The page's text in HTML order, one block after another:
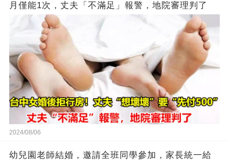
月僅能1次，丈夫「不滿足」報警，地院審理判了
2024/08/06
幼兒園老師結婚，邀請全班同學參加，家長統一給